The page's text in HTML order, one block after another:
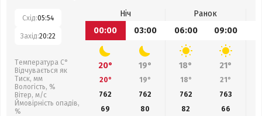
Схід:05:54
Захід:20:22
Температура С°
Відчувається як
Тиск, мм
Вологість, %
Вітер, м/с
Ймовірність опадів,
%
Ніч
Ранок
00:00
03:00 06:00 09:00
20° 19° 18° 21°
20° 19° 18° 21°
762
762 762 763
69
80 82 66